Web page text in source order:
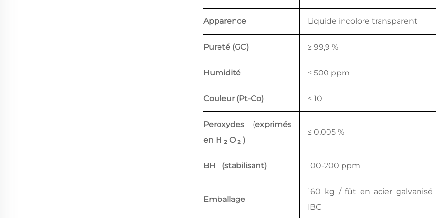
Apparence Liquide incolore transparent
Pureté (GC) ≥ 99,9 %
Humidité ≤ 500 ppm
Couleur (Pt-Co) ≤ 10
Peroxydes (exprimés
en H ₂ O₂ )
≤ 0,005 %
BHT (stabilisant) 100-200 ppm
Emballage
160 kg / fût en acier
IBC